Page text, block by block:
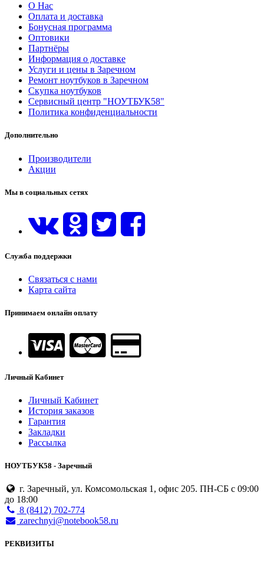
О Нас
Оплата и доставка
Бонусная программа
Оптовики
Партнёры
Информация о доставке
Услуги и цены в Заречном
Ремонт ноутбуков в Заречном
Скупка ноутбуков
Сервисный центр "НОУТБУК58"
Политика конфиденциальности
Дополнительно
Производители
Акции
Мы в социальных сетях
Служба поддержки
Связаться с нами
Карта сайта
Принимаем онлайн оплату
Личный Кабинет
Личный Кабинет
История заказов
Гарантия
Закладки
Рассылка
НОУТБУК58 - Заречный
г. Заречный, ул. Комсомольская 1, офис 205. ПН-СБ с 09:00
до 18:00
8 (8412) 702-774
zarechnyi@notebook58.ru
РЕКВИЗИТЫ